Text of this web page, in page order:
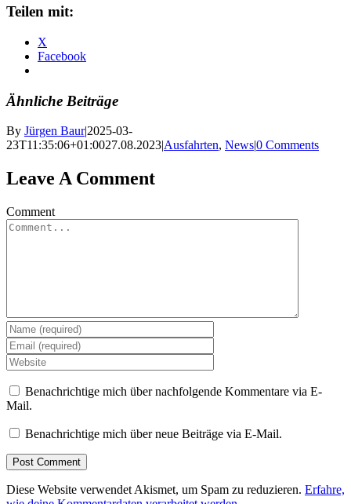
Teilen mit:
X
Facebook
Ähnliche Beiträge
By Jürgen Baur|2025-03-
23T11:35:06+01:0027.08.2023|Ausfahrten, News|0 Comments
Leave A Comment
Comment
Benachrichtige mich über nachfolgende Kommentare via E-
Mail.
Benachrichtige mich über neue Beiträge via E-Mail.
Diese Website verwendet Akismet, um Spam zu reduzieren. Erfahre,